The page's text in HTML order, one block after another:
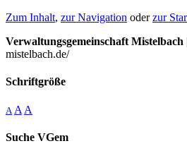
Zum Inhalt, zur Navigation oderzur
Verwaltungsgemeinschaft Mistelbach
mistelbach.de/
Schriftgröße
A A A
Suche VGem